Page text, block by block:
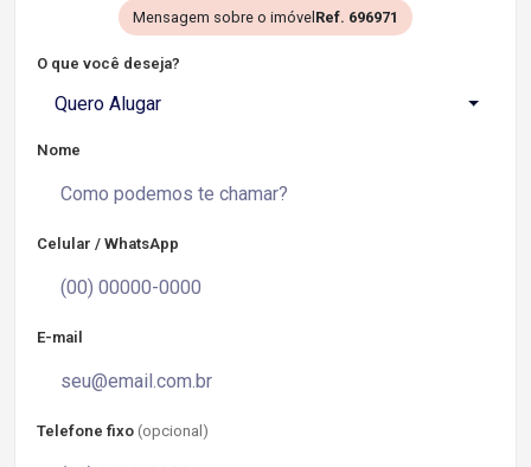
Mensagem sobre o imóvel Ref. 696971
O que você deseja?
Quero Alugar
Nome
Celular / WhatsApp
E-mail
Telefone fixo (opcional)